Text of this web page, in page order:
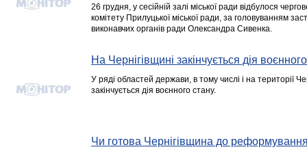
26 грудня, у сесійній залі міської ради відбулося
комітету Прилуцької міської ради, за головуванням
виконавчих органів ради Олександра Сивенка.
На Чернігівщині закінчується дія
У ряді областей держави, в тому числі і на території
закінчується дія воєнного стану.
Чи готова Чернігівщина до